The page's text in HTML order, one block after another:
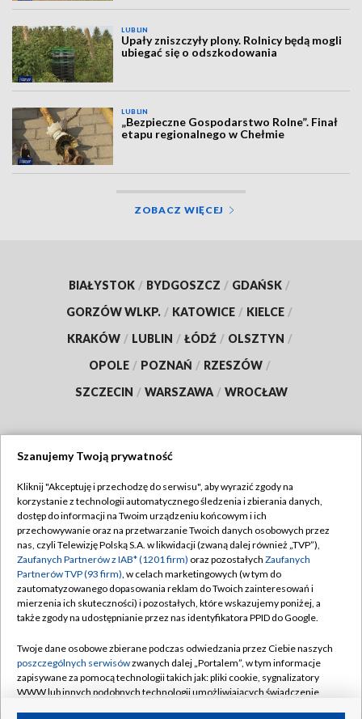
LUBLIN
Upały zniszczyły plony. Rolnicy będą mogli
ubiegać się o odszkodowania
LUBLIN
„Bezpieczne Gospodarstwo Rolne”. Finał
etapu regionalnego w Chełmie
ZOBACZ WIĘCEJ
BIAŁYSTOK / BYDGOSZCZ / GDAŃSK /
GORZÓW WLKP. / KATOWICE / KIELCE /
KRAKÓW / LUBLIN / ŁÓDŹ / OLSZTYN /
OPOLE / POZNAŃ / RZESZÓW /
SZCZECIN / WARSZAWA / WROCŁAW
TVP
Abonament TVP
Emisja w TVP
Centrum informacji TVP
Naziemna Telewizja Cyfrowa
Rada Programowa
System NOS
Informacje o nadawcy
Regulamin TVP
Polityka prywatności
Moje zgody
Pomoc
Kontakt
Kanały
Szanujemy Twoją prywatność
Kliknij "Akceptuję i przechodzę do serwisu", aby wyrazić zgody na
korzystanie z technologii automatycznego śledzenia i zbierania danych,
dostęp do informacji na Twoim urządzeniu końcowym i ich
przechowywanie oraz na przetwarzanie Twoich danych osobowych przez
nas, czyli Telewizję Polską S.A. w likwidacji (zwaną dalej również „TVP”),
Zaufanych Partnerów z IAB* (1201 firm) oraz pozostałych Zaufanych
Partnerów TVP (93 firm), w celach marketingowych (w tym do
zautomatyzowanego dopasowania reklam do Twoich zainteresowań i
mierzenia ich skuteczności) i pozostałych, które wskazujemy poniżej, a
także zgody na udostępnianie przez nas identyfikatora PPID do Google.
Twoje dane osobowe zbierane podczas odwiedzania przez Ciebie naszych
poszczególnych serwisówzwanych dalej „Portalem”, w tym informacje
zapisywane za pomocą technologii takich jak: pliki cookie, sygnalizatory
WWW lub innych podobnych technologii umożliwiających świadczenie